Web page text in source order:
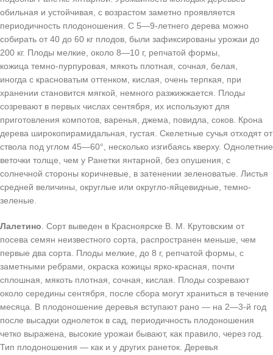
обильная и устойчивая, с возрастом заметно проявляется
периодичность плодоношения. С 5—9-летнего дерева можно
собирать от 40 до 60 кг плодов, были зафиксированы урожаи до
200 кг. Плоды мелкие, около 8—10 г, репчатой формы,
кожица темно-пурпуровая, мякоть плотная, сочная, белая,
иногда с красноватым оттенком, кислая, очень терпкая, при
хранении становится мягкой, немного разжижжается. Плоды
созревают в первых числах сентября, их используют для
приготовления компотов, варенья, джема, повидла, соков. Крона
дерева широкопирамидальная, густая. Скелетные сучья отходят от
ствола под углом 45—60°, несколько изгибаясь кверху. Однолетние
веточки толще, чем у Ранетки янтарной, без опушения, с
солнечной стороны коричневые, в затенении зеленоватые. Листья
средней величины, округлые или округло-яйцевидные, темно-
зеленые.
Лалетино . Сорт выведен в Красноярске В. М. Крутовским от
посева семян неизвестного сорта, распространен меньше, чем
первые два сорта. Плоды мелкие, до 8 г, репчатой формы, с
заметными ребрами, окраска кожицы ярко-красная, почти
сплошная, мякоть плотная, сочная, кислая. Плоды созревают
около середины сентября, после сбора могут храниться в течение
месяца. В плодоношение деревья вступают рано — на 2—3-й год
после высадки однолеток в сад, периодичность плодоношения
четко выражена, высокие урожаи бывают, как правило, через год.
Тип плодоношения — как и у других ранеток. Деревья